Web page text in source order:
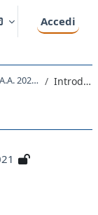
Accedi
A.A. 2021 - 2022 Introduzione